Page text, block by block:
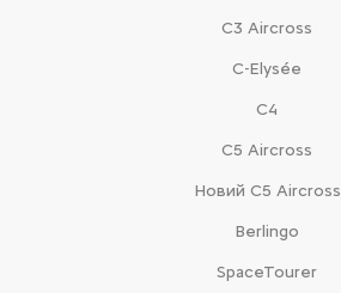
С3 Aircross
C-Elysée
С4
С5 Aircross
Новий С5 Aircross
Berlingo
SpaceTourer